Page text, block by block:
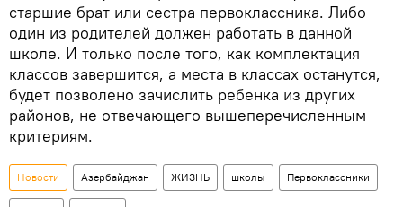
старшие брат или сестра первоклассника. Либо
один из родителей должен работать в данной
школе. И только после того, как комплектация
классов завершится, а места в классах останутся,
будет позволено зачислить ребенка из других
районов, не отвечающего вышеперечисленным
критериям.
Новости Азербайджан ЖИЗНЬ школы Первоклассники